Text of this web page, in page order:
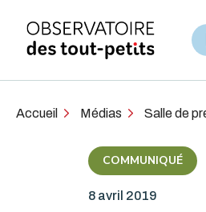
Accueil Médias Salle de
COMMUNIQUÉ
8 avril 2019